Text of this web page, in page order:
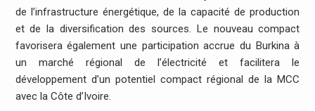
de l’infrastructure énergétique, de la capacité de production
et de la diversification des sources. Le nouveau compact
favorisera également une participation accrue du Burkina à
un marché régional de l’électricité et facilitera le
développement d’un potentiel compact régional de la MCC
avec la Côte d’Ivoire.